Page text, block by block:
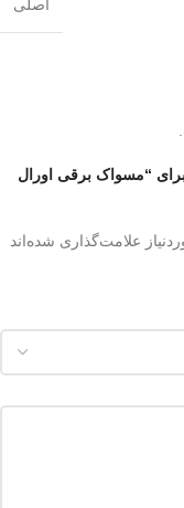
اصلی
برای “مسواک برقی اورال
علامت‌گذاری شده‌اند